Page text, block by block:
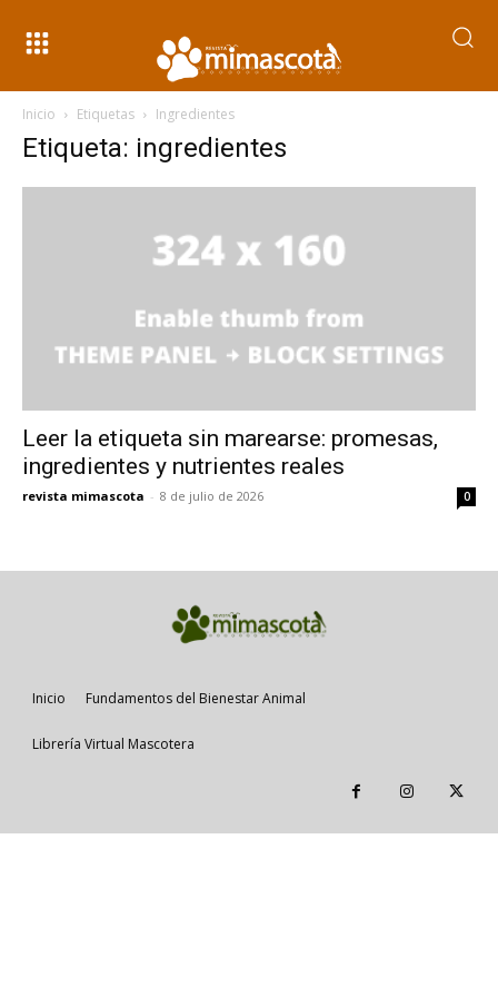
Inicio Etiquetas Ingredientes
Etiqueta: ingredientes
Leer la etiqueta sin marearse: promesas,
ingredientes y nutrientes reales
revista mimascota - 8 de julio de 2026 0
Inicio Fundamentos del Bienestar Animal
Librería Virtual Mascotera